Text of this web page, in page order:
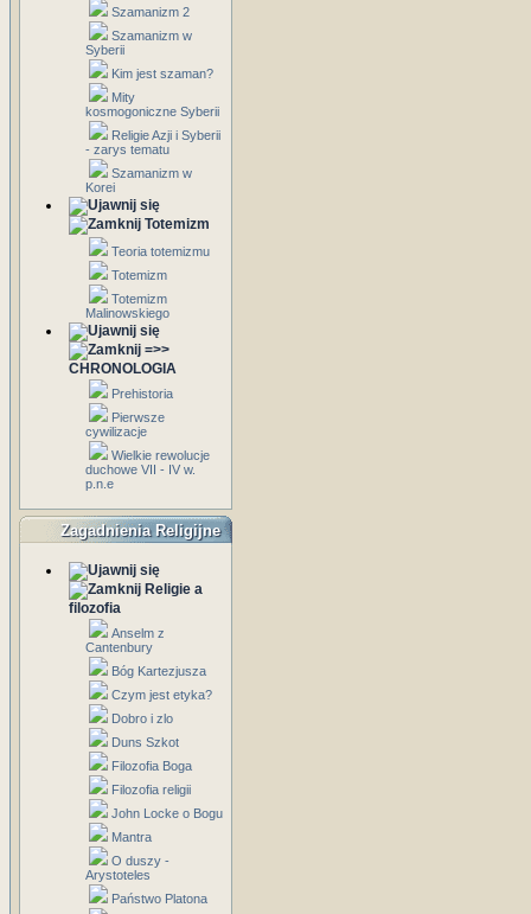
Szamanizm 2
Szamanizm w
Syberii
Kim jest szaman?
Mity
kosmogoniczne Syberii
Religie Azji i Syberii
- zarys tematu
Szamanizm w
Korei
Totemizm
Teoria totemizmu
Totemizm
Totemizm
Malinowskiego
=>>
CHRONOLOGIA
Prehistoria
Pierwsze
cywilizacje
Wielkie rewolucje
duchowe VII - IV w.
p.n.e
Zagadnienia Religijne
Religie a
filozofia
Anselm z
Cantenbury
Bóg Kartezjusza
Czym jest etyka?
Dobro i zlo
Duns Szkot
Filozofia Boga
Filozofia religii
John Locke o Bogu
Mantra
O duszy -
Arystoteles
Państwo Platona